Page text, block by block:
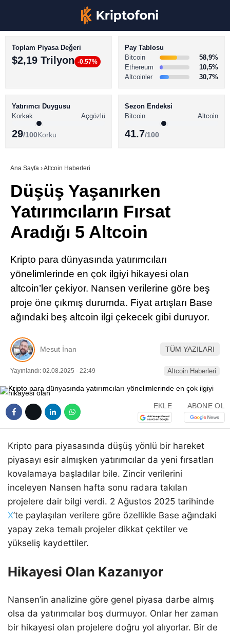
Youtube
TikTok
LinkedIn
Telegram
BİTCOİN HABERLERİ
ALTCOİN HABERLERİ
SÖZLÜK
Toplam Piyasa Değeri
$2,19 Trilyon -0.57%
Pay Tablosu
Bitcoin
58,9%
Ethereum
10,5%
Altcoinler
30,7%
Yatırımcı Duygusu
Korkak
Açgözlü
29/100Korku
Sezon Endeksi
Bitcoin
Altcoin
41.7/100
Ana Sayfa ›Altcoin Haberleri
Düşüş Yaşanırken
Yatırımcıların Fırsat
Aradığı 5 Altcoin
Kripto para dünyasında yatırımcıları
yönelimlerinde en çok ilgiyi hikayesi olan
altcoin’ler çekiyor. Nansen verilerine göre beş
proje öne çıkmış durumda. Fiyat artışları Base
ağındaki beş altcoin ilgi çekecek gibi duruyor.
Mesut İnan TÜM YAZILARI
Yayınlandı: 02.08.2025 - 22:49 Altcoin Haberleri
EKLE ABONE OL
Kripto para piyasasında düşüş yönlü bir hareket
piyasayı esir almışken yatırımcılar da yeni fırsatları
kovalamaya başladılar bile. Zincir verilerini
inceleyen Nansen hafta sonu radara takılan
projelere dair bilgi verdi. 2 Ağustos 2025 tarihinde
X’te paylaşılan verilere göre özellikle Base ağındaki
yapay zeka temalı projeler dikkat çektiler ve
yükseliş kaydettiler.
Hikayesi Olan Kazanıyor
Nansen’in analizine göre genel piyasa darbe almış
olsa da yatırımcılar boş durmuyor. Onlar her zaman
bir hikayesi olan projelere doğru yol alıyorlar. Bir de